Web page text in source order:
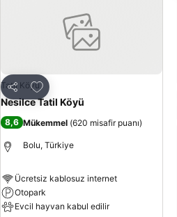
Paylaş
Favorilerime ekle
Tatil Köyü
Nesilce Tatil Köyü
8,6 Mükemmel (620 misafir puanı)
Bolu, Türkiye
Ücretsiz kablosuz internet
Otopark
Evcil hayvan kabul edilir